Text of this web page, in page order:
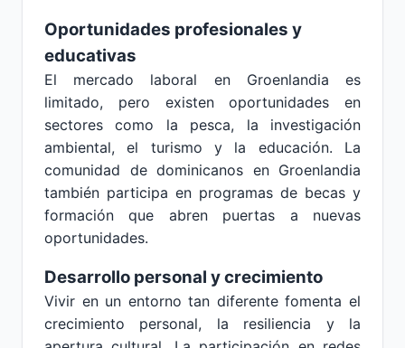
Oportunidades profesionales y
educativas
El mercado laboral en Groenlandia es
limitado, pero existen oportunidades en
sectores como la pesca, la investigación
ambiental, el turismo y la educación. La
comunidad de dominicanos en Groenlandia
también participa en programas de becas y
formación que abren puertas a nuevas
oportunidades.
Desarrollo personal y crecimiento
Vivir en un entorno tan diferente fomenta el
crecimiento personal, la resiliencia y la